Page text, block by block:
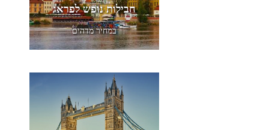
חבילות נופש לפראג
במחיר מדהים